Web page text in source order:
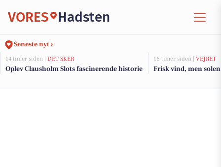
VORES Hadsten
Seneste nyt ›
14 timer siden | DET SKER
Oplev Clausholm Slots fascinerende historie
16 timer siden | VEJRET
Frisk vind, men